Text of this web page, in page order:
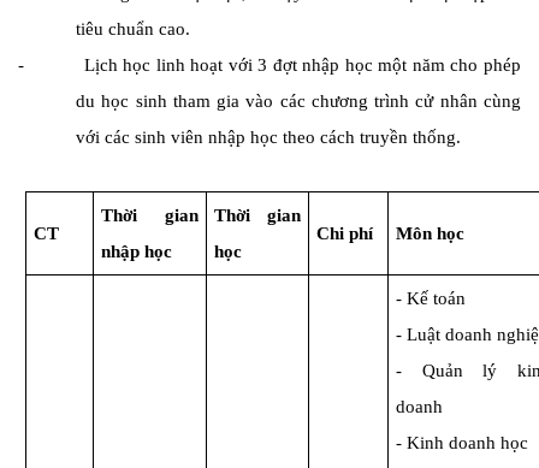
tiêu chuẩn cao.
- Lịch học linh hoạt với 3 đợt nhập học một năm cho phép
du học sinh tham gia vào các chương trình cử nhân cùng
với các sinh viên nhập học theo cách truyền thống.
CT
Thời gian
nhập học
Thời gian
học
Chi phí Môn học
- Kế toán
- Luật doanh
- Quản lý
doanh
- Kinh doanh học